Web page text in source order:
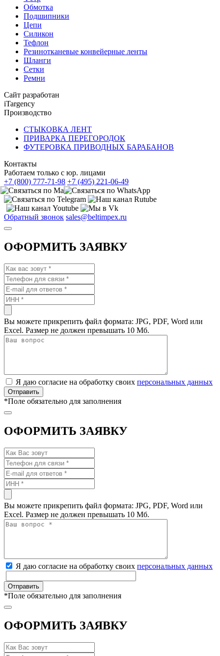
Обмотка
Подшипники
Цепи
Силикон
Тефлон
Резинотканевые конвейерные ленты
Шланги
Сетки
Ремни
Сайт разработан
iTargency
Производство
СТЫКОВКА ЛЕНТ
ПРИВАРКА ПЕРЕГОРОДОК
ФУТЕРОВКА ПРИВОДНЫХ БАРАБАНОВ
Контакты
Работаем только с юр. лицами
+7 (800) 777-71-98 +7 (495) 221-06-49
Обратный звонок sales@beltimpex.ru
ОФОРМИТЬ ЗАЯВКУ
Вы можете прикрепить файл формата: JPG, PDF, Word или
Excel. Размер не должен превышать 10 Мб.
Я даю согласие на обработку своих персональных данных
*Поле обязательно для заполнения
ОФОРМИТЬ ЗАЯВКУ
Вы можете прикрепить файл формата: JPG, PDF, Word или
Excel. Размер не должен превышать 10 Мб.
Я даю согласие на обработку своих персональных данных
*Поле обязательно для заполнения
ОФОРМИТЬ ЗАЯВКУ